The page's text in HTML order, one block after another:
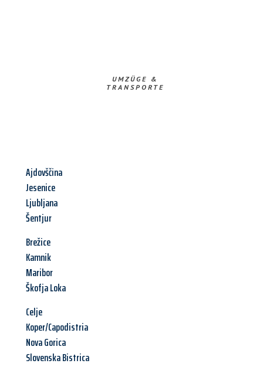
UMZÜGE &
TRANSPORTE
Ajdovščina
Jesenice
Ljubljana
Šentjur
Brežice
Kamnik
Maribor
Škofja Loka
Celje
Koper/Capodistria
Nova Gorica
Slovenska Bistrica